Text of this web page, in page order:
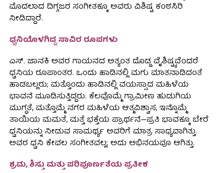
ಮೊದಲಾದ ದಿಗ್ಗಜರ ಸಂಗೀತಕ್ಕೂ ಅವರು ವಿಶಿಷ್ಟ ಕಂಠಸಿರಿ
ನೀಡಿದ್ದಾರೆ.
ಧ್ವನಿಯೊಳಗಿದ್ದ ಸಾವಿರ ರೂಪಗಳು
ಎಸ್. ಜಾನಕಿ ಅವರ ಗಾಯನದ ಅತ್ಯಂತ ದೊಡ್ಡ ವೈಶಿಷ್ಟ್ಯವೆಂದರೆ
ಧ್ವನಿಯ ರೂಪಾಂತರ. ಒಂದು ಹಾಡಿನಲ್ಲಿ ಮಗು ಮಾತನಾಡಿದಂತೆ
ಹಾಡಬಲ್ಲರು; ಮತ್ತೊಂದು ಹಾಡಿನಲ್ಲಿ ವಯಸ್ಸಾದ ಮಹಿಳೆಯ
ಭಾವನೆ ಮೂಡಿಸುತ್ತಿದ್ದರು. ಕೆಲವೊಮ್ಮೆ ಗ್ರಾಮೀಣ ಹುಡುಗಿಯ
ಮುಗ್ಧತೆ, ಮತ್ತೊಮ್ಮೆ ನಗರ ಮಹಿಳೆಯ ಆತ್ಮವಿಶ್ವಾಸ, ಇನ್ನೊಮ್ಮೆ
ತಾಯಿಯ ಮಮತೆ, ಮತ್ತೆ ಭಕ್ತೆಯ ಪ್ರಾರ್ಥನೆ—ಪ್ರತಿ ಭಾವಕ್ಕೂ ಬೇರೆ
ಧ್ವನಿಯನ್ನು ನೀಡುವ ಸಾಮರ್ಥ್ಯ ಅವರಿಗೆ ಮಾತ್ರ ಸಾಧ್ಯವಾಗಿತ್ತು.
ಅವರ ಧ್ವನಿ ಕೇವಲ ಸಂಗೀತವಲ್ಲ; ಅದು ಅಭಿನಯವೂ ಆಗಿತ್ತು.
ಶ್ರಮ, ಶಿಸ್ತು ಮತ್ತು ಪರಿಪೂರ್ಣತೆಯ ಪ್ರತೀಕ